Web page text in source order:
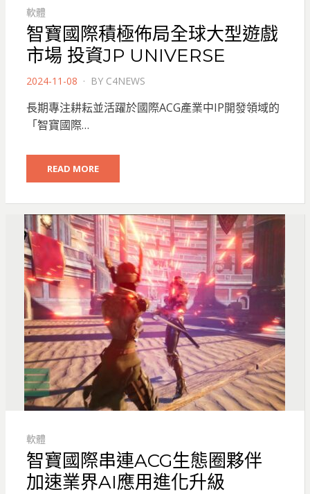
軟體
智寶國際積極佈局全球大型遊戲
市場 投資JP UNIVERSE
POSTED
2024-11-08 BY C4NEWS
長期專注耕耘並活躍於國際ACG產業中IP開發領域的
「智寶國際…
READ MORE
軟體
智寶國際串連ACG生態圈夥伴
加速業界AI應用進化升級